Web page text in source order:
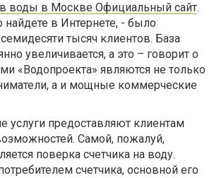
воды в Москве Официальный сайт.
в Интернете, - было
тысяч клиентов. База
увеличивается, а это – говорит о
«Водопроекта» являются не только
а и мощные коммерческие
услуги предоставляют клиентам
Самой, пожалуй,
поверка счетчика на воду.
счетчика, основной его